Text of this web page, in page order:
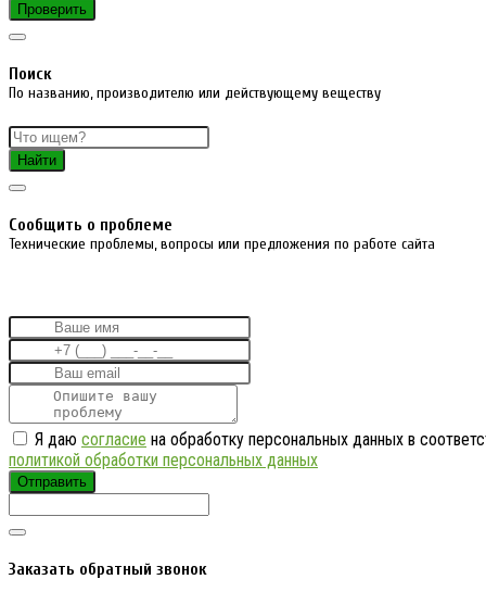
Проверить
Поиск
По названию, производителю или действующему веществу
Найти
Cообщить о проблеме
Технические проблемы, вопросы или предложения по работе сайта
Я даю согласие на обработку персональных данных в
политикой обработки персональных данных
Отправить
Заказать обратный звонок